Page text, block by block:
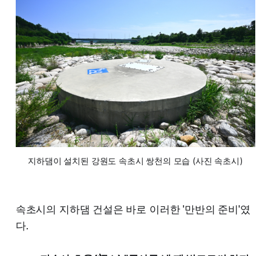
지하댐이 설치된 강원도 속초시 쌍천의 모습 (사진 속초시)
속초시의 지하댐 건설은 바로 이러한 '만반의 준비'였
다.